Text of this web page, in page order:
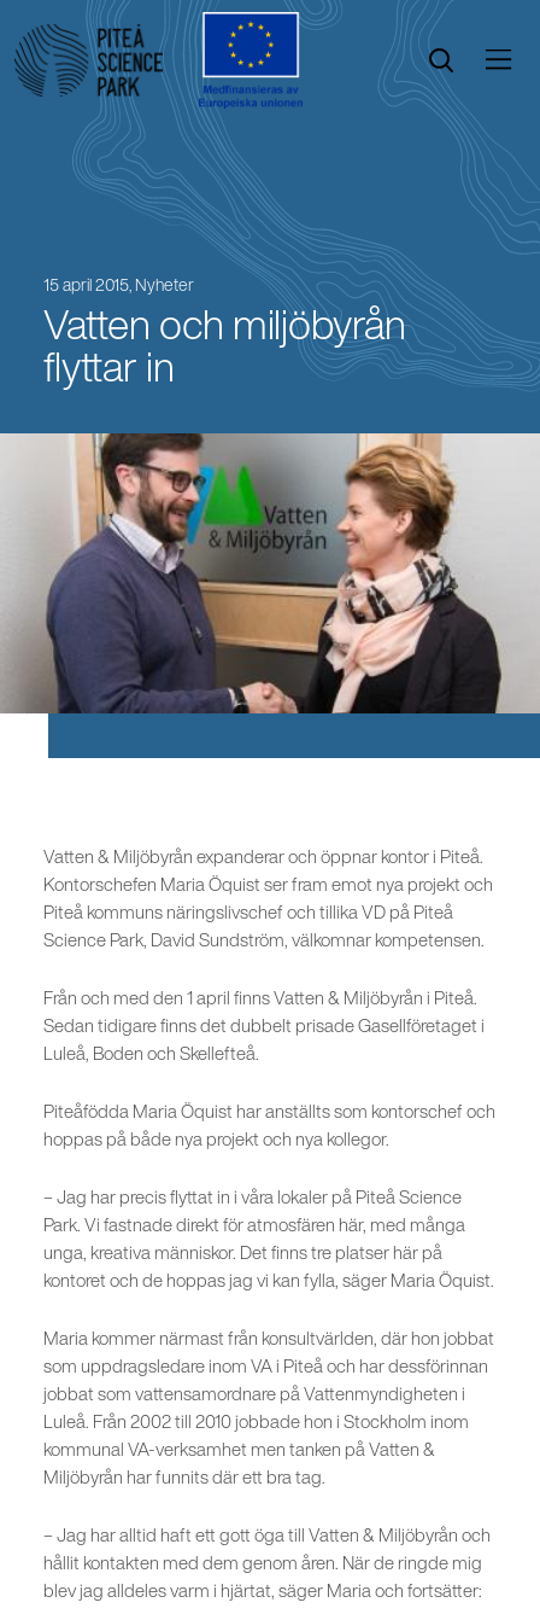
Öppna sök
Öppna menyn
15 april 2015, Nyheter
Vatten och miljöbyrån
flyttar in
Vatten & Miljöbyrån expanderar och öppnar kontor i Piteå.
Kontorschefen Maria Öquist ser fram emot nya projekt och
Piteå kommuns näringslivschef och tillika VD på Piteå
Science Park, David Sundström, välkomnar kompetensen.
Från och med den 1 april finns Vatten & Miljöbyrån i Piteå.
Sedan tidigare finns det dubbelt prisade Gasellföretaget i
Luleå, Boden och Skellefteå.
Piteåfödda Maria Öquist har anställts som kontorschef och
hoppas på både nya projekt och nya kollegor.
– Jag har precis flyttat in i våra lokaler på Piteå Science
Park. Vi fastnade direkt för atmosfären här, med många
unga, kreativa människor. Det finns tre platser här på
kontoret och de hoppas jag vi kan fylla, säger Maria Öquist.
Maria kommer närmast från konsultvärlden, där hon jobbat
som uppdragsledare inom VA i Piteå och har dessförinnan
jobbat som vattensamordnare på Vattenmyndigheten i
Luleå. Från 2002 till 2010 jobbade hon i Stockholm inom
kommunal VA-verksamhet men tanken på Vatten &
Miljöbyrån har funnits där ett bra tag.
– Jag har alltid haft ett gott öga till Vatten & Miljöbyrån och
hållit kontakten med dem genom åren. När de ringde mig
blev jag alldeles varm i hjärtat, säger Maria och fortsätter: